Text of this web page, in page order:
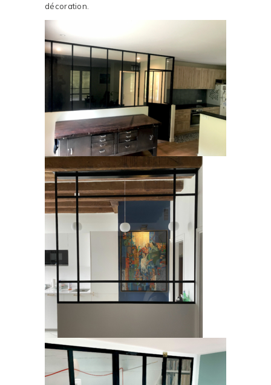
décoration.